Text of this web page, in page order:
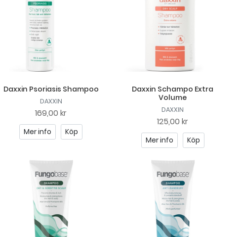
Daxxin Psoriasis Shampoo
DAXXIN
169,00 kr
Mer info Köp
Daxxin Schampo Extra
Volume
DAXXIN
125,00 kr
Mer info Köp